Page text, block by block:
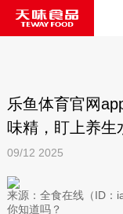
乐鱼体育官网
味精，盯上养生
09/12 2025
来源：全食在线（ID：
你知道吗？